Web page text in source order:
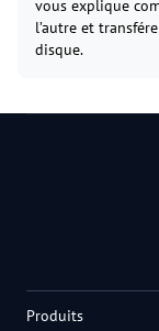
vous explique
l’autre et
disque.
Produits